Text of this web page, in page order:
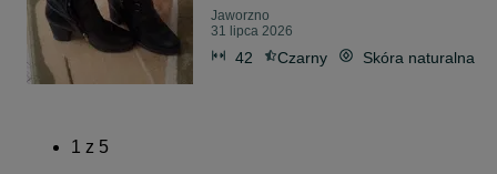
Jaworzno
31 lipca 2026
42 Czarny Skóra naturalna
1 z 5